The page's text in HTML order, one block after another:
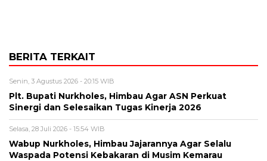
BERITA TERKAIT
Senin, 3 Agustus 2026 - 20:15 WIB
Plt. Bupati Nurkholes, Himbau Agar ASN Perkuat
Sinergi dan Selesaikan Tugas Kinerja 2026
Selasa, 28 Juli 2026 - 15:54 WIB
Wabup Nurkholes, Himbau Jajarannya Agar Selalu
Waspada Potensi Kebakaran di Musim Kemarau